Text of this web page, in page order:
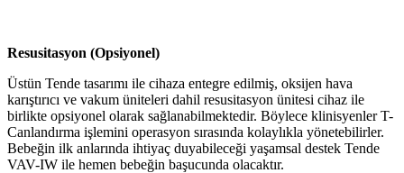
Resusitasyon (Opsiyonel)
Üstün Tende tasarımı ile cihaza entegre edilmiş, oksijen hava
karıştırıcı ve vakum üniteleri dahil resusitasyon ünitesi cihaz ile
birlikte opsiyonel olarak sağlanabilmektedir. Böylece klinisyenler T-
Canlandırma işlemini operasyon sırasında kolaylıkla yönetebilirler.
Bebeğin ilk anlarında ihtiyaç duyabileceği yaşamsal destek Tende
VAV-IW ile hemen bebeğin başucunda olacaktır.